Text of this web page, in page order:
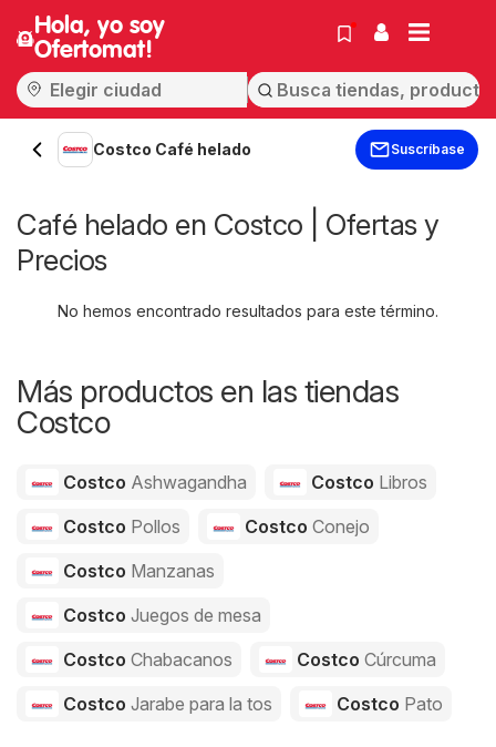
Hola, yo soy
Ofertomat!
Costco Café helado Suscríbase
Café helado en Costco | Ofertas y
Precios
No hemos encontrado resultados para este término.
Más productos en las tiendas
Costco
Costco Ashwagandha Costco Libros
Costco Pollos Costco Conejo
Costco Manzanas
Costco Juegos de mesa
Costco Chabacanos Costco Cúrcuma
Costco Jarabe para la tos Costco Pato